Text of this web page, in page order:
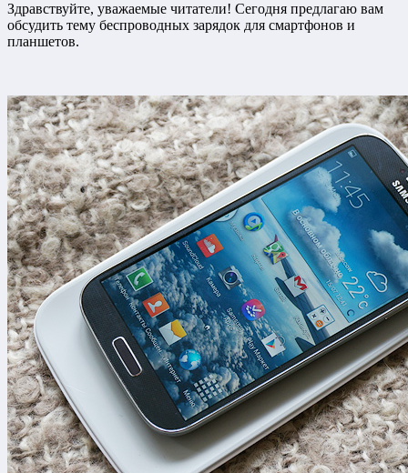
Здравствуйте, уважаемые читатели! Сегодня предлагаю вам
обсудить тему беспроводных зарядок для смартфонов и
планшетов.